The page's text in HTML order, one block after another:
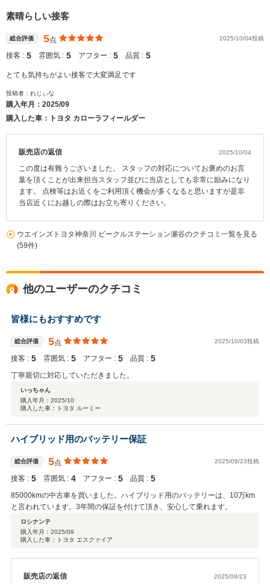
素晴らしい接客
総合評価 5点 2025/10/04投稿
接客 : 5 雰囲気 : 5 アフター : 5 品質 : 5
とても気持ちがよい接客で大変満足です
投稿者：れじぃな
購入年月： 2025/09
購入した車：トヨタ カローラフィールダー
販売店の返信 2025/10/04
この度は有難うございました。 スタッフの対応についてお褒めのお言
葉を頂くことが出来担当スタッフ並びに当店としても非常に励みになり
ます。 点検等はお近くをご利用頂く機会が多くなると思いますが是非
当店近くにお越しの際はお立ち寄りください。
ウエインズトヨタ神奈川 ビークルステーション瀬谷のクチコミ一覧を見る
(59件)
他のユーザーのクチコミ
皆様にもおすすめです
総合評価 5点 2025/10/03投稿
接客 : 5 雰囲気 : 5 アフター : 5 品質 : 5
丁寧親切に対応していただきました。
いっちゃん
購入年月： 2025/10
購入した車：トヨタ ルーミー
ハイブリッド用のバッテリー保証
総合評価 5点 2025/09/23投稿
接客 : 5 雰囲気 : 4 アフター : 5 品質 : 5
85000kmの中古車を買いました。ハイブリッド用のバッテリーは、10万km
と言われています。3年間の保証を付けて頂き、安心して乗れます。
ロシナンテ
購入年月： 2025/09
購入した車：トヨタ エスクァイア
販売店の返信 2025/09/23